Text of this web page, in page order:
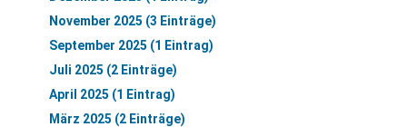
November 2025 (3 Einträge)
September 2025 (1 Eintrag)
Juli 2025 (2 Einträge)
April 2025 (1 Eintrag)
März 2025 (2 Einträge)